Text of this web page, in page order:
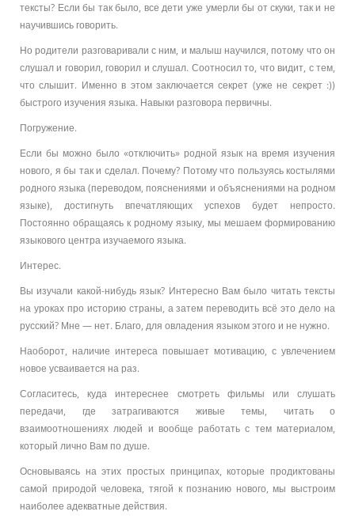
тексты? Если бы так было, все дети уже умерли бы от скуки, так и не
научившись говорить.
Но родители разговаривали с ним, и малыш научился, потому что он
слушал и говорил, говорил и слушал. Соотносил то, что видит, с тем,
что слышит. Именно в этом заключается секрет (уже не секрет :))
быстрого изучения языка. Навыки разговора первичны.
Погружение.
Если бы можно было «отключить» родной язык на время изучения
нового, я бы так и сделал. Почему? Потому что пользуясь костылями
родного языка (переводом, пояснениями и объяснениями на родном
языке), достигнуть впечатляющих успехов будет непросто.
Постоянно обращаясь к родному языку, мы мешаем формированию
языкового центра изучаемого языка.
Интерес.
Вы изучали какой-нибудь язык? Интересно Вам было читать тексты
на уроках про историю страны, а затем переводить всё это дело на
русский? Мне — нет. Благо, для овладения языком этого и не нужно.
Наоборот, наличие интереса повышает мотивацию, с увлечением
новое усваивается на раз.
Согласитесь, куда интереснее смотреть фильмы или слушать
передачи, где затрагиваются живые темы, читать о
взаимоотношениях людей и вообще работать с тем материалом,
который лично Вам по душе.
Основываясь на этих простых принципах, которые продиктованы
самой природой человека, тягой к познанию нового, мы выстроим
наиболее адекватные действия.